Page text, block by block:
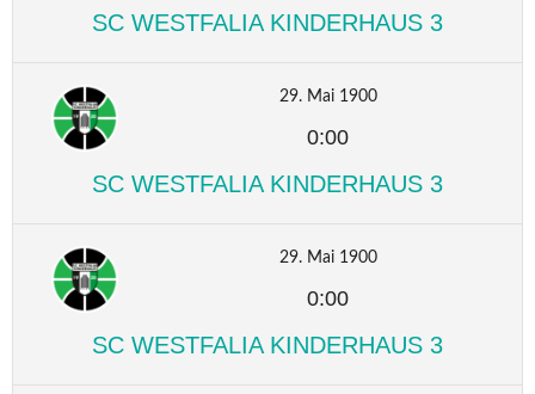
SC WESTFALIA KINDERHAUS 3
29. Mai 1900
0:00
SC WESTFALIA KINDERHAUS 3
29. Mai 1900
0:00
SC WESTFALIA KINDERHAUS 3